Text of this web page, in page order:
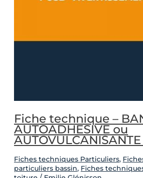
Fiche technique –
AUTOADHESIVE ou
Fiches techniques Particuliers,
particuliers bassin, Fiches